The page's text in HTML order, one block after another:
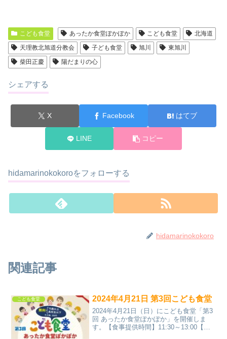
こども食堂 あったか食堂ぽかぽか こども食堂
北海道
天理教北旭道分教会
子ども食堂 旭川
東旭川
柴田正慶
陽だまりの心
シェアする
X Facebook はてブ
LINE コピー
hidamarinokokoroをフォローする
hidamarinokokoro
関連記事
こども食堂 2024年4月21日 第3回こども食堂
2024年4月21日（日）にこども食堂「第3
回 あったか食堂ぽかぽか」を開催しま
す。【食事提供時間】11:30～13:00【場